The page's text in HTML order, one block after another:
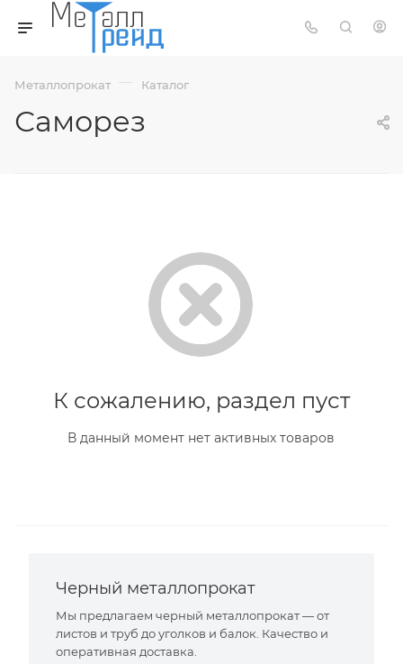
Металлопрокат — Каталог
Саморез
К сожалению, раздел пуст
В данный момент нет активных товаров
Черный металлопрокат
Мы предлагаем черный металлопрокат — от
листов и труб до уголков и балок. Качество и
оперативная доставка.